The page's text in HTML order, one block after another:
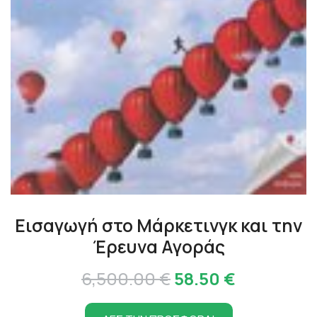
Εισαγωγή στο Μάρκετινγκ και την
Έρευνα Αγοράς
6,500.00€Original
price
58.50 €